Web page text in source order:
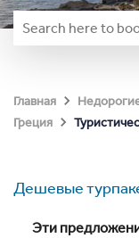
Главная
Греция
Дешевые
Эти